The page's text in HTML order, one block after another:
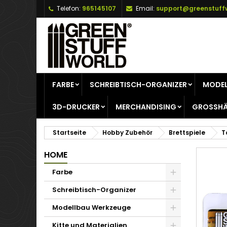
Telefon: 965145107 Email:
FARBE SCHREIBTISCH-ORGANIZER
3D-DRUCKER MERCHANDISING
Startseite Hobby Zubehör Brettspiele
HOME
Farbe
Schreibtisch-Organizer
Modellbau Werkzeuge